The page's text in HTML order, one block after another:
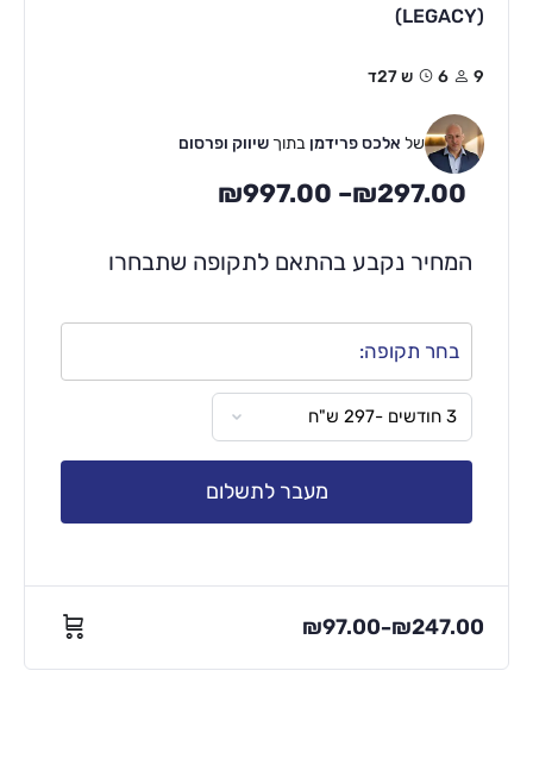
(LEGACY)
9 6ש 27ד
של אלכס פרידמן בתוך שיווק ופרסום
₪297.00
–
₪997.00
המחיר נקבע בהתאם לתקופה שתבחרו
בחר תקופה:
מעבר לתשלום
₪97.00–₪247.00